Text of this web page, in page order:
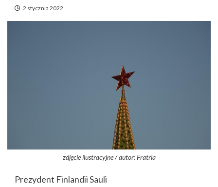
2 stycznia 2022
zdjęcie ilustracyjne / autor: Fratria
Prezydent Finlandii Sauli